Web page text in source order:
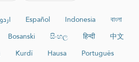
اردو Español Indonesia
বাংলা
Bosanski සිංහල हिन्दी
中文
Kurdî Hausa
Português